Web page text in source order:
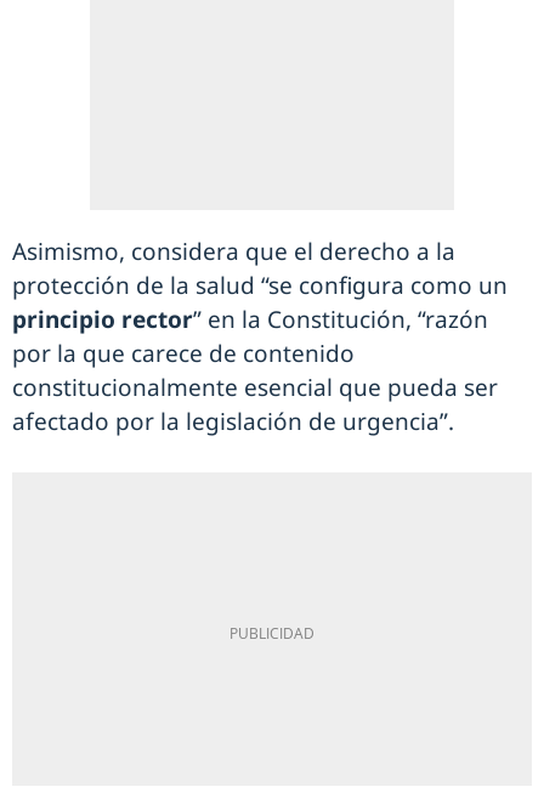
Asimismo, considera que el derecho a la
protección de la salud “se configura como un
principio rector” en la Constitución, “razón
por la que carece de contenido
constitucionalmente esencial que pueda ser
afectado por la legislación de urgencia”.